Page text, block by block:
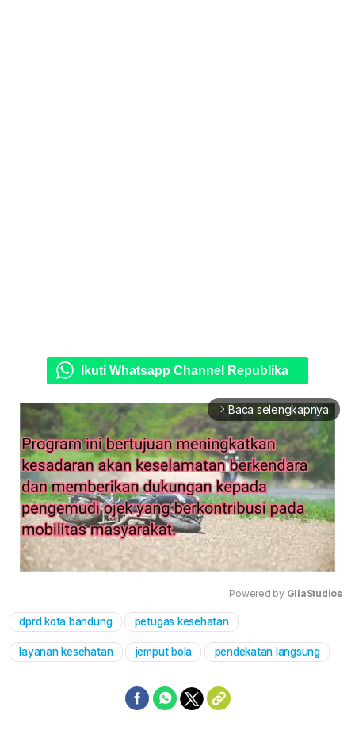
Ikuti Whatsapp Channel Republika
arrow_forward_ios Baca selengkapnya
Powered by GliaStudios
dprd kota bandung petugas kesehatan
layanan kesehatan jemput bola pendekatan langsung